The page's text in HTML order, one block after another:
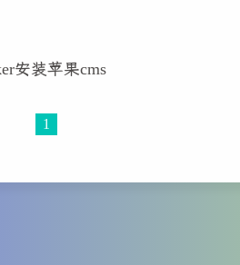
安装苹果cms
1